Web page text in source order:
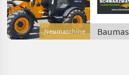
Neumaschine
/ JCB